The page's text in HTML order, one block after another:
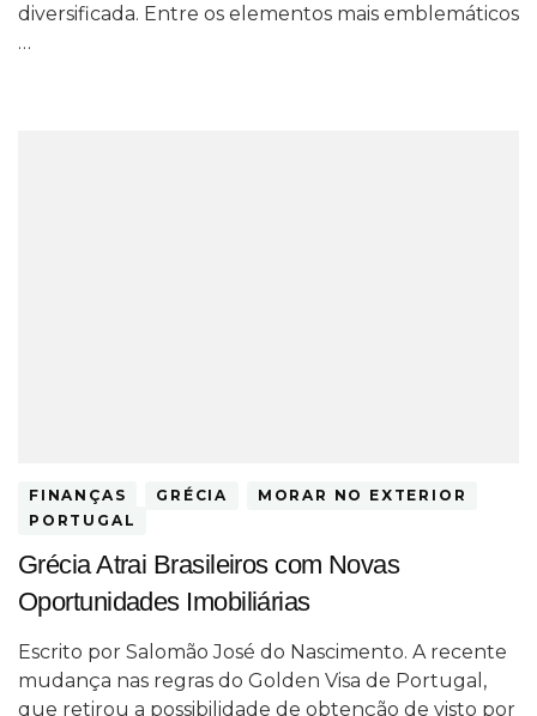
diversificada. Entre os elementos mais emblemáticos
…
FINANÇAS GRÉCIA
MORAR NO EXTERIOR
PORTUGAL
Grécia Atrai Brasileiros com Novas
Oportunidades Imobiliárias
Escrito por Salomão José do Nascimento. A recente
mudança nas regras do Golden Visa de Portugal,
que retirou a possibilidade de obtenção de visto por